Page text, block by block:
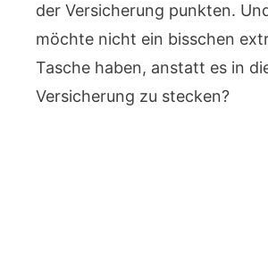
der Versicherung punkten.
möchte nicht ein bisschen
Tasche haben, anstatt es in
Versicherung zu stecken?